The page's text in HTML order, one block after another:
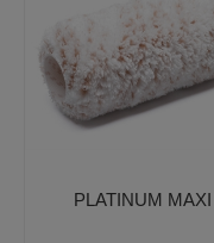
PLATINUM MAXI